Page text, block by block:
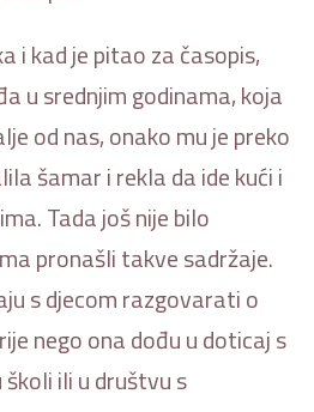
i kad je pitao za časopis,
u srednjim godinama, koja
od nas, onako mu je preko
šamar i rekla da ide kući i
Tada još nije bilo
pronašli takve sadržaje.
s djecom razgovarati o
nego ona dođu u doticaj s
ili u društvu s